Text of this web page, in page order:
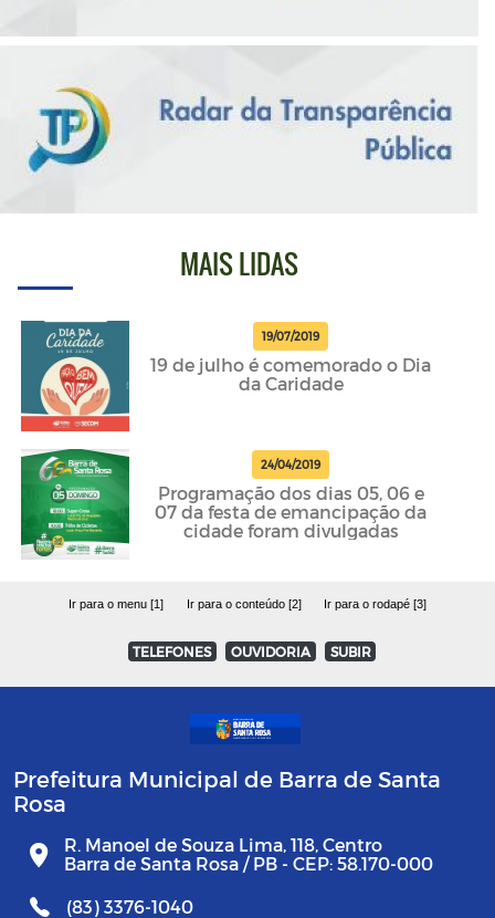
MAIS LIDAS
19/07/2019
19 de julho é comemorado o Dia
da Caridade
24/04/2019
Programação dos dias 05, 06 e
07 da festa de emancipação da
cidade foram divulgadas
Ir para o menu [1] Ir para o conteúdo [2] Ir para o rodapé [3]
TELEFONES OUVIDORIA SUBIR
Prefeitura Municipal de Barra de Santa
Rosa
R. Manoel de Souza Lima, 118, Centro
Barra de Santa Rosa / PB - CEP: 58.170-000
(83) 3376-1040